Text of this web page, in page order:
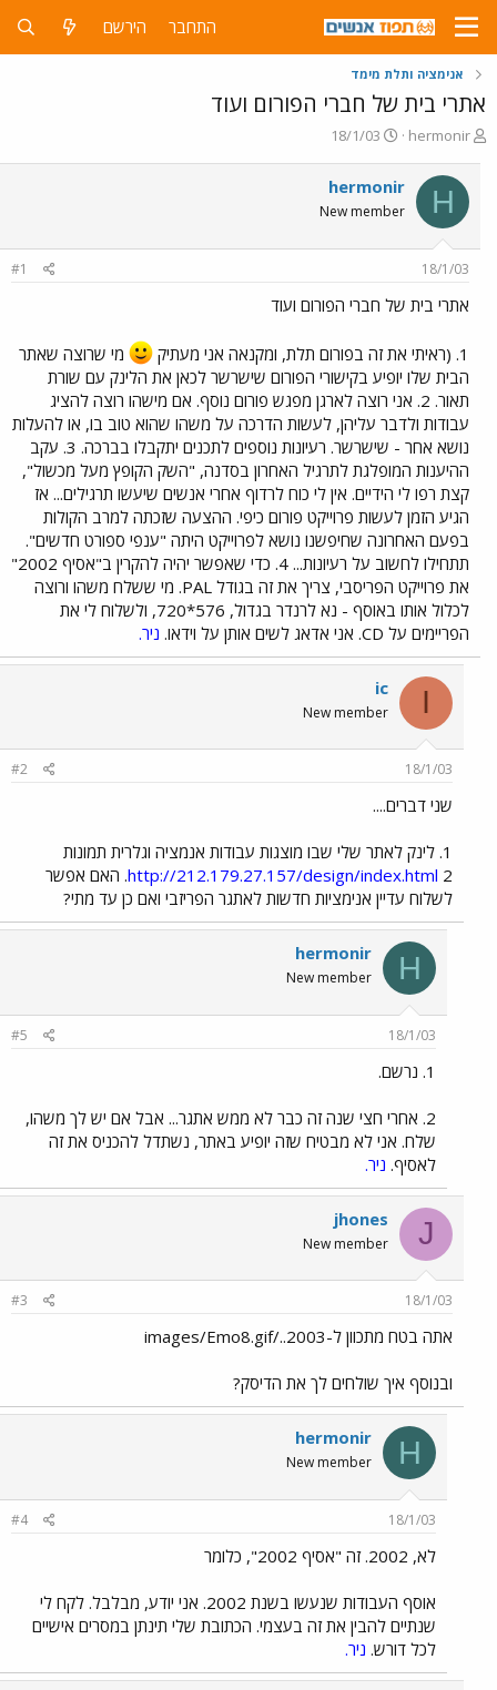
התחבר הירשם
אנימציה ותלת מימד
אתרי בית של חברי הפורום ועוד
פ
ח
ה
ו
ש
hermonir
פ
ס
ם
ת
י
18/1/03
H
hermonir
New member
18/1/03
#1
אתרי בית של חברי הפורום ועוד
1. (ראיתי את זה בפורום תלת, ומקנאה אני מעתיק
מי שרוצה שאתר
הבית שלו יופיע בקישורי הפורום שישרשר לכאן את הלינק עם שורת
תאור. 2. אני רוצה לארגן מפגש פורום נוסף. אם מישהו רוצה להציג
עבודות ולדבר עליהן, לעשות הדרכה על משהו שהוא טוב בו, או להעלות
נושא אחר - שישרשר. רעיונות נוספים לתכנים יתקבלו בברכה. 3. עקב
ההיענות המופלגת לתרגיל האחרון בסדנה, "השק הקופץ מעל מכשול",
קצת רפו לי הידיים. אין לי כוח לרדוף אחרי אנשים שיעשו תרגילים... אז
הגיע הזמן לעשות פרוייקט פורום כיפי. ההצעה שזכתה למרב הקולות
בפעם האחרונה שחיפשנו נושא לפרוייקט היתה "ענפי ספורט חדשים".
תתחילו לחשוב על רעיונות... 4. כדי שאפשר יהיה להקרין ב"אסיף 2002"
את פרוייקט הפריסבי, צריך את זה בגודל PAL. מי ששלח משהו ורוצה
לכלול אותו באוסף - נא לרנדר בגדול, 576*720, ולשלוח לי את
הפריימים על CD. אני אדאג לשים אותן על וידאו.
ניר.
I
ic
New member
18/1/03
#2
שני דברים....
1. לינק לאתר שלי שבו מוצגות עבודות אנמציה וגלרית תמונות
http://212.179.27.157/design/index.html2. האם אפשר
לשלוח עדיין אנימציות חדשות לאתגר הפריזבי ואם כן עד מתי?
H
hermonir
New member
18/1/03
#5
1. נרשם.
2. אחרי חצי שנה זה כבר לא ממש אתגר... אבל אם יש לך משהו,
שלח. אני לא מבטיח שזה יופיע באתר, נשתדל להכניס את זה
לאסיף. ניר.
J
jhones
New member
18/1/03
#3
אתה בטח מתכוון ל-2003../images/Emo8.gif
ובנוסף איך שולחים לך את הדיסק?
H
hermonir
New member
18/1/03
#4
לא, 2002. זה "אסיף 2002", כלומר
אוסף העבודות שנעשו בשנת 2002. אני יודע, מבלבל. לקח לי
שנתיים להבין את זה בעצמי. הכתובת שלי תינתן במסרים אישיים
לכל דורש. ניר.